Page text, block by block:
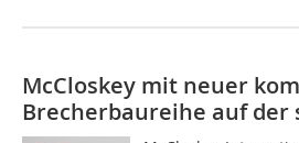
McCloskey mit neuer
Brecherbaureihe auf der